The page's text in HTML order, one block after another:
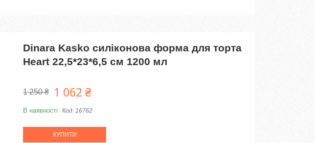
Dinara Kasko силіконова форма для торта
Heart 22,5*23*6,5 см 1200 мл
1 250 ₴ 1 062 ₴
В наявності Код: 16762
КУПИТИ